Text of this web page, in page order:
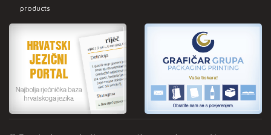
products